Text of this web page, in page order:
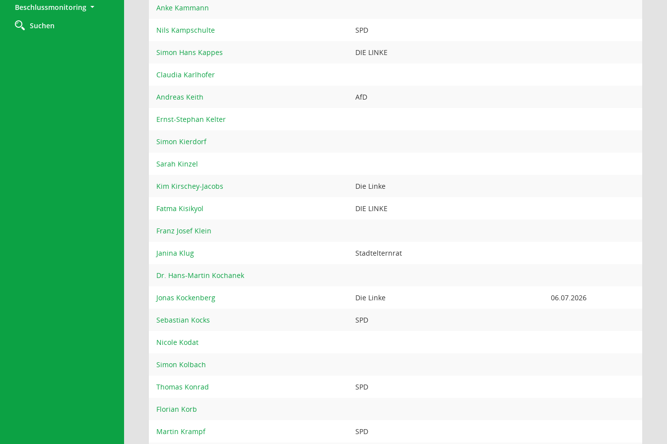
Beschlussmonitoring
Suchen
Anke Kammann
Nils Kampschulte SPD
Simon Hans Kappes DIE LINKE
Claudia Karlhofer
Andreas Keith AfD
Ernst-Stephan Kelter
Simon Kierdorf
Sarah Kinzel
Kim Kirschey-Jacobs Die Linke
Fatma Kisikyol DIE LINKE
Franz Josef Klein
Janina Klug Stadtelternrat
Dr. Hans-Martin Kochanek
Jonas Kockenberg Die Linke 06.07.2026
Sebastian Kocks SPD
Nicole Kodat
Simon Kolbach
Thomas Konrad SPD
Florian Korb
Martin Krampf SPD